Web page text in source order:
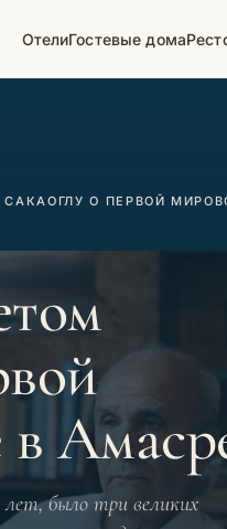
ОтелиГостевые дома
О ПЕРВОЙ
лет, было три великих